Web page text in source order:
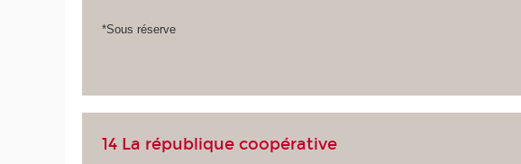
*Sous réserve
14 La république coopérative